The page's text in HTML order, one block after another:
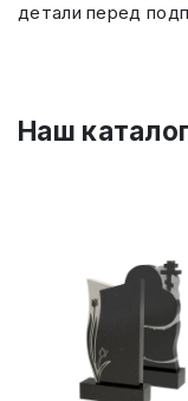
детали перед
Наш